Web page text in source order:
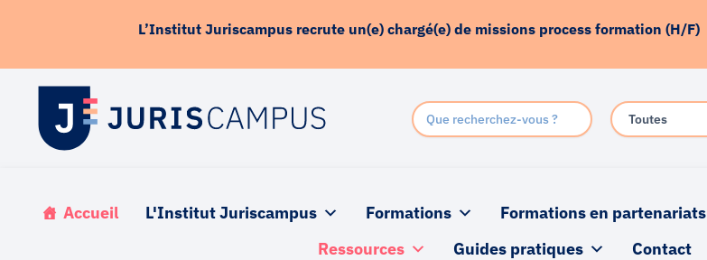
L’Institut Juriscampus recrute un(e) chargé(e) de missions process formation (H/F)
Accueil L'Institut Juriscampus Formations Formations en partenariats
Ressources
Guides pratiques Contact